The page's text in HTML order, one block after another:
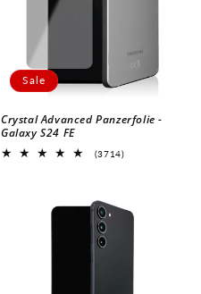
Sale
Crystal Advanced Panzerfolie -
Galaxy S24 FE
(3714)3714